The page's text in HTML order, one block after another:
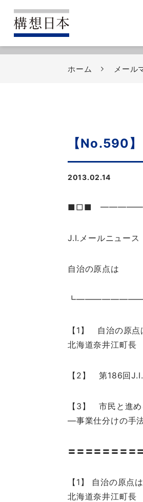
ホーム メール
【No.590
2013.02.14
■□■
J.I.メールニュー
自治の原点は
【1】 自治の原点
北海道奈井江町
【2】 第186回
【3】 市民と進
―事業仕分けの手
〓〓〓〓〓〓〓〓
【1】 自治の原点は
北海道奈井江町